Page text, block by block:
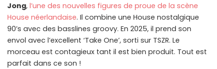
Jong, l’une des nouvelles figures de proue de la scène
House néerlandaise. Il combine une House nostalgique
90’s avec des basslines groovy. En 2025, il prend son
envol avec l’excellent ‘Take One’, sorti sur TSZR. Le
morceau est contagieux tant il est bien produit. Tout est
parfait dans ce son !